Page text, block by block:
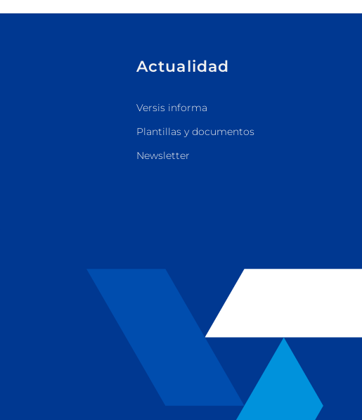
Actualidad
Versis informa
Plantillas y documentos
Newsletter